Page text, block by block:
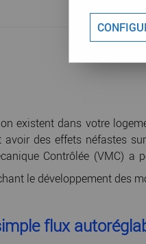
existent dans votre
avoir des effets néfastes
Contrôlée (VMC)
le développement des
flux